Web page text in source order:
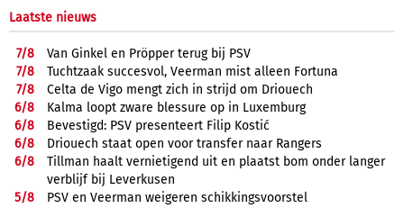
Laatste nieuws
7/8
Van Ginkel en Pröpper terug bij PSV
7/8
Tuchtzaak succesvol, Veerman mist alleen Fortuna
7/8
Celta de Vigo mengt zich in strijd om Driouech
6/8
Kalma loopt zware blessure op in Luxemburg
6/8
Bevestigd: PSV presenteert Filip Kostić
6/8
Driouech staat open voor transfer naar Rangers
6/8
Tillman haalt vernietigend uit en plaatst bom onder langer
verblijf bij Leverkusen
5/8
PSV en Veerman weigeren schikkingsvoorstel